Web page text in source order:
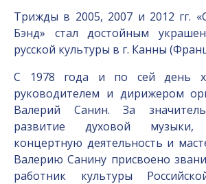
Трижды в 2005, 2007 и 2012 гг.
Бэнд» стал достойным
русской культуры в г. Канны
С 1978 года и по сей день
руководителем и дирижером
Валерий Санин. За
развитие духовой музыки,
концертную деятельность и
Валерию Санину присвоено
работник культуры